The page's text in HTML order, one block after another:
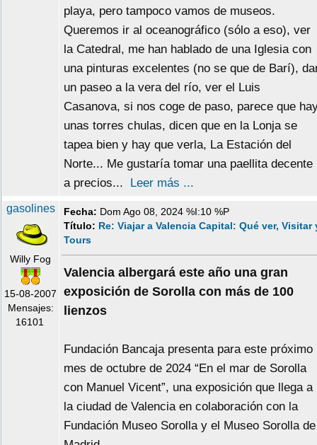
playa, pero tampoco vamos de museos.
Queremos ir al oceanográfico (sólo a eso), ver
la Catedral, me han hablado de una Iglesia con
una pinturas excelentes (no se que de Barí),
un paseo a la vera del río, ver el Luis
Casanova, si nos coge de paso, parece que
unas torres chulas, dicen que en la Lonja se
tapea bien y hay que verla, La Estación del
Norte... Me gustaría tomar una paellita decente
a precios...
Leer más ...
gasolines
Willy Fog
15-08-2007
Mensajes:
16101
Fecha: Dom Ago 08, 2024 %I:10 %P
Título: Re: Viajar a Valencia Capital: Qué ver, Visitar
Tours
Valencia albergará este año una gran
exposición de Sorolla con más de 100
lienzos
Fundación Bancaja presenta para este próximo
mes de octubre de 2024 “En el mar de Sorolla
con Manuel Vicent”, una exposición que llega a
la ciudad de Valencia en colaboración con la
Fundación Museo Sorolla y el Museo Sorolla de